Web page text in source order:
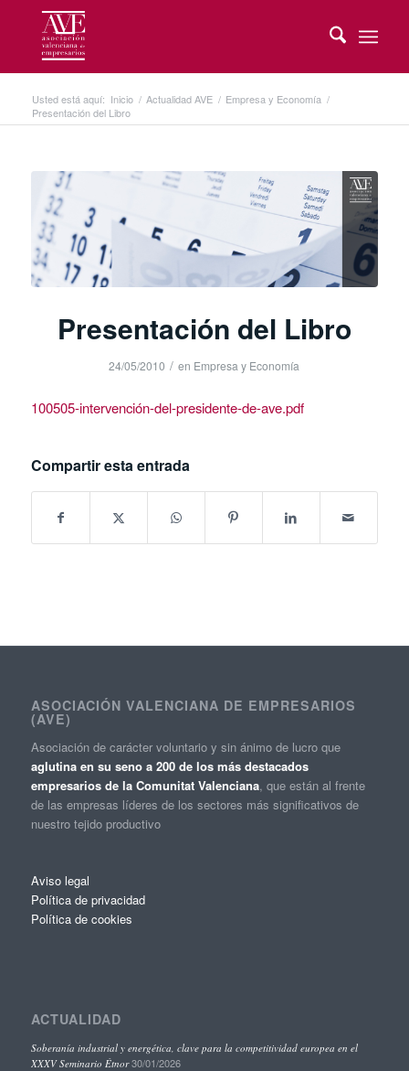
Usted está aquí: Inicio / Actualidad AVE / Empresa y Economía /
Presentación del Libro
Presentación del Libro
24/05/2010 / en Empresa y Economía
100505-intervención-del-presidente-de-ave.pdf
Compartir esta entrada
ASOCIACIÓN VALENCIANA DE EMPRESARIOS
(AVE)
Asociación de carácter voluntario y sin ánimo de lucro que
aglutina en su seno a 200 de los más destacados
empresarios de la Comunitat Valenciana, que están al frente
de las empresas líderes de los sectores más significativos de
nuestro tejido productivo
Aviso legal
Política de privacidad
Política de cookies
ACTUALIDAD
Soberanía industrial y energética, clave para la competitividad europea en el
XXXV Seminario Étnor 30/01/2026